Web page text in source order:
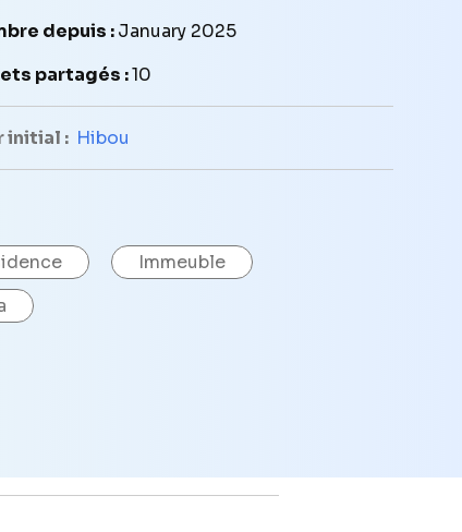
depuis :January 2025
partagés :10
initial : Hibou
Immeuble